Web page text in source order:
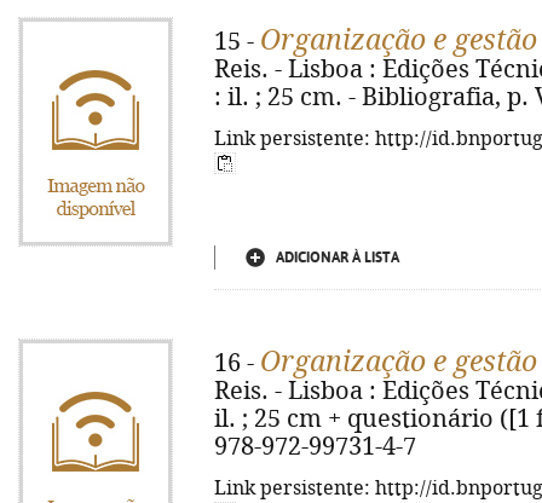
15 - Organização e
Reis. - Lisboa : Edições
: il. ; 25 cm. - Bibliografia, p.
Link persistente: http://
ADICIONAR À LISTA
16 - Organização e
Reis. - Lisboa : Edições
il. ; 25 cm + questionário ([1
978-972-99731-4-7
Link persistente: http://